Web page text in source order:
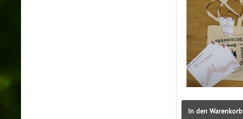
In den Warenkorb